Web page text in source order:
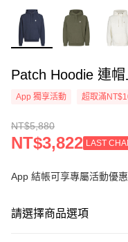
Patch Hoodie 連
App 獨享活動 超取滿
NT$5,880
NT$3,822 LAST
App 結帳可享專屬活動優
請選擇商品選項